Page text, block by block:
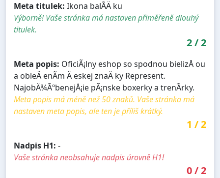
Meta titulek: Ikona balÃ­Ä ku
Výborně! Vaše stránka má nastaven přiměřeně dlouhý
titulek.
2/2
Meta popis: OficiÃ¡lny eshop so spodnou bielizÅ ou
a obleÄ enÃ­m Ä eskej znaÄ ky Represent.
NajobÄ¾ÃºbenejÅ¡ie pÃ¡nske boxerky a trenÃ­rky.
Meta popis má méně než 50 znaků. Vaše stránka má
nastaven meta popis, ale ten je příliš krátký.
1 /2
Nadpis H1: -
Vaše stránka neobsahuje nadpis úrovně H1!
0/2